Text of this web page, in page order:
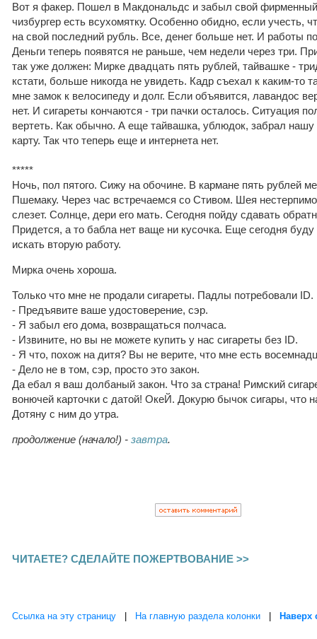
Вот я факер. Пошел в Макдональдс и забыл свой
чизбургер есть всухомятку. Особенно обидно, если учесть,
на свой последний рубль. Все, денег больше нет. И работы
Деньги теперь появятся не раньше, чем недели через три.
так уже должен: Мирке двадцать пять рублей, тайвашке -
кстати, больше никогда не увидеть. Кадр съехал к каким-то
мне замок к велосипеду и долг. Если объявится, лавандос
нет. И сигареты кончаются - три пачки осталось. Ситуация
вертеть. Как обычно. А еще тайвашка, ублюдок, забрал
карту. Так что теперь еще и интернета нет.
*****
Ночь, пол пятого. Сижу на обочине. В кармане пять рублей
Пшемаку. Через час встречаемся со Стивом. Шея
слезет. Солнце, дери его мать. Сегодня пойду сдавать
Придется, а то бабла нет ваще ни кусочка. Еще сегодня буду
искать вторую работу.
Мирка очень хороша.
Только что мне не продали сигареты. Падлы потребовали ID.
- Предъявите ваше удостоверение, сэр.
- Я забыл его дома, возвращаться полчаса.
- Извините, но вы не можете купить у нас сигареты без ID.
- Я что, похож на дитя? Вы не верите, что мне есть
- Дело не в том, сэр, просто это закон.
Да ебал я ваш долбаный закон. Что за страна! Римский
вонючей карточки с датой! ОкеЙ. Докурю бычок сигары, что
Дотяну с ним до утра.
продолжение (начало!) - завтра.
ЧИТАЕТЕ? СДЕЛАЙТЕ ПОЖЕРТВОВАНИЕ >>
Ссылка на эту страницу На главную раздела колонки Наверх